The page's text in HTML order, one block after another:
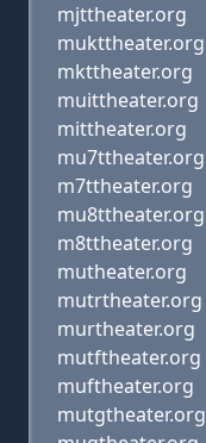
mjttheater.org
mukttheater.org
mkttheater.org
muittheater.org
mittheater.org
mu7ttheater.org
m7ttheater.org
mu8ttheater.org
m8ttheater.org
mutheater.org
mutrtheater.org
murtheater.org
mutftheater.org
muftheater.org
mutgtheater.org